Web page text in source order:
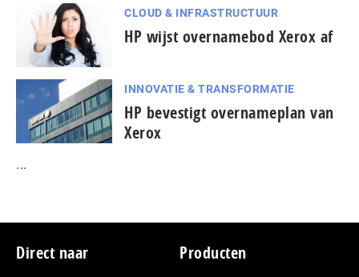
CLOUD & INFRASTRUCTUUR
HP wijst overnamebod Xerox af
INNOVATIE & TRANSFORMATIE
HP bevestigt overnameplan van
Xerox
...
Footer
Direct naar Producten